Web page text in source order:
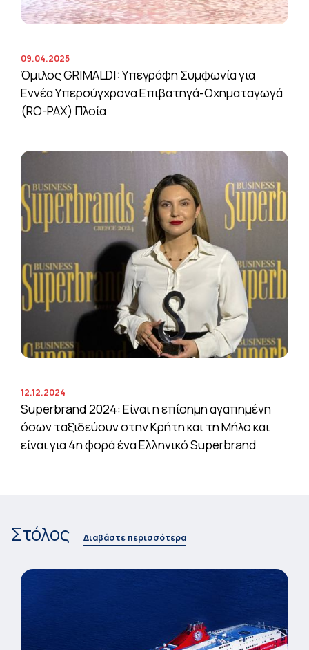
09.04.2025
Όμιλος GRIMALDI: Υπεγράφη Συμφωνία για
Εννέα Υπερσύγχρονα Επιβατηγά-Οχηματαγωγά
(RO-PAX) Πλοία
12.12.2024
Superbrand 2024: Είναι η επίσημη αγαπημένη
όσων ταξιδεύουν στην Κρήτη και τη Μήλο και
είναι για 4η φορά ένα Ελληνικό Superbrand
Στόλος Διαβάστε περισσότερα